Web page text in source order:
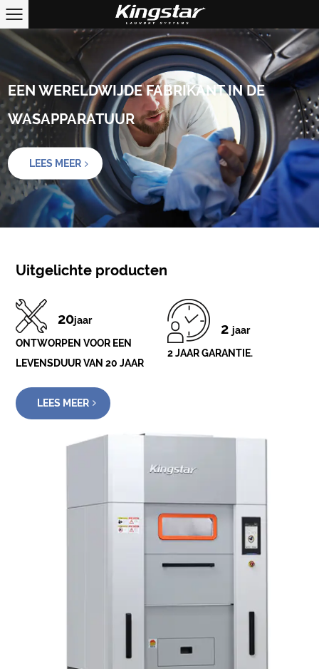
EEN WERELDWIJDE FABRIKANT IN DE
WASAPPARATUUR
LEES MEER
Uitgelichte producten
20jaar
ONTWORPEN VOOR EEN
LEVENSDUUR VAN 20 JAAR
2jaar
2 JAAR GARANTIE.
LEES MEER